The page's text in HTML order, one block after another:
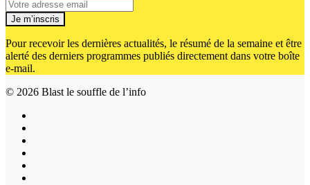
Je m’inscris
Pour recevoir les dernières actualités, le résumé de la semaine et être
alerté des derniers programmes publiés directement dans votre boîte
e-mail.
© 2026 Blast le souffle de l’info